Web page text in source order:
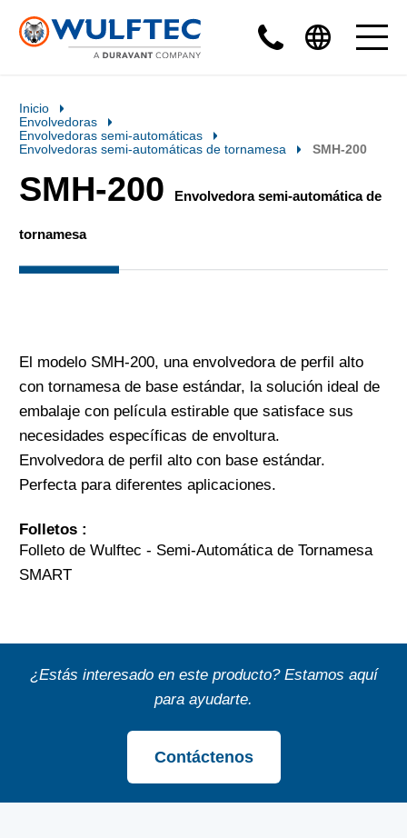
Inicio
Envolvedoras
Envolvedoras semi-automáticas
Envolvedoras semi-automáticas de tornamesa
SMH-200
SMH-200 Envolvedora semi-automática de
tornamesa
El modelo SMH-200, una envolvedora de perfil alto
con tornamesa de base estándar, la solución ideal de
embalaje con película estirable que satisface sus
necesidades específicas de envoltura.
Envolvedora de perfil alto con base estándar.
Perfecta para diferentes aplicaciones.
Folletos :
Folleto de Wulftec - Semi-Automática de Tornamesa
SMART
¿Estás interesado en este producto? Estamos aquí
para ayudarte.
Contáctenos